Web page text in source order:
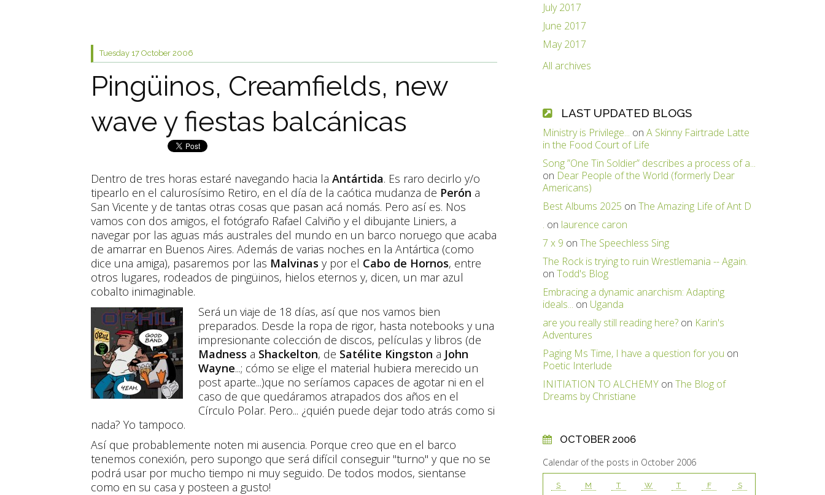
Tuesday 17 October 2006
Pingüinos, Creamfields, new
wave y fiestas balcánicas
Dentro de tres horas estaré navegando hacia la Antártida. Es raro decirlo y/o
tipearlo en el calurosísimo Retiro, en el día de la caótica mudanza de Perón a
San Vicente y de tantas otras cosas que pasan acá nomás. Pero así es. Nos
vamos con dos amigos, el fotógrafo Rafael Calviño y el dibujante Liniers, a
navegar por las aguas más australes del mundo en un barco noruego que acaba
de amarrar en Buenos Aires. Además de varias noches en la Antártica (como
dice una amiga), pasaremos por las Malvinas y por el Cabo de Hornos, entre
otros lugares, rodeados de pingüinos, hielos eternos y, dicen, un mar azul
cobalto inimaginable.
Será un viaje de 18 días, así que nos vamos bien
preparados. Desde la ropa de rigor, hasta notebooks y una
impresionante colección de discos, películas y libros (de
Madness a Shackelton, de Satélite Kingston a John
Wayne...; cómo se elige el material hubiera merecido un
post aparte...)que no seríamos capaces de agotar ni en el
caso de que quedáramos atrapados dos años en el
Círculo Polar. Pero... ¿quién puede dejar todo atrás como si
nada? Yo tampoco.
Así que probablemente noten mi ausencia. Porque creo que en el barco
tenemos conexión, pero supongo que será difícil conseguir "turno" y que no se
podrá usar por mucho tiempo ni muy seguido. De todos modos, sientanse
como en su casa y posteen a gusto!
July 2017
June 2017
May 2017
All archives
LAST UPDATED BLOGS
Ministry is Privilege... onA Skinny Fairtrade Latte
in the Food Court of Life
Song ”One Tin Soldier” describes a process of a...
on Dear People of the World (formerly Dear
Americans)
Best Albums 2025 onThe Amazing Life of Ant D
. on laurence caron
7 x 9 onThe Speechless Sing
The Rock is trying to ruin Wrestlemania -- Again.
onTodd's Blog
Embracing a dynamic anarchism: Adapting
ideals... on Uganda
are you really still reading here? on Karin's
Adventures
Paging Ms Time, I have a question for you on
Poetic Interlude
INITIATION TO ALCHEMY onThe Blog of
Dreams by Christiane
OCTOBER 2006
Calendar of the posts in October 2006
S M T W T F S